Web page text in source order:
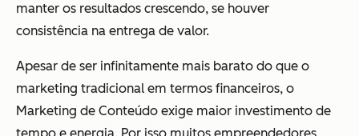
manter os resultados crescendo, se houver
consistência na entrega de valor.
Apesar de ser infinitamente mais barato do que o
marketing tradicional em termos financeiros, o
Marketing de Conteúdo exige maior investimento de